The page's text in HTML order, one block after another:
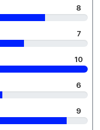
8
7
10
6
9